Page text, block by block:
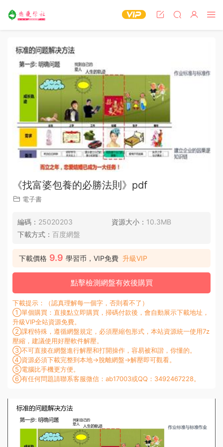
《找富婆包養的必勝法則》pdf
電子書
編碼： 25020203 資源大小： 10.3MB
下載方式： 百度網盤
下載價格 9.9 學習币，VIP免費 升級VIP
點擊檢測網盤有效後購買
下載提示：（認真理解每一個字，否則看不了）
①單個購買：直接點立即購買，掃碼付款後，會自動展示下載地址，
升級VIP全站資源免費。
②課程特殊，遵循網盤規定，必須壓縮包形式，本站資源統一使用7z
壓縮，建議使用好壓軟件解壓。
③不可直接在網盤進行解壓和打開操作，容易被和諧，你懂的。
④資源必須下載完整到本地→脫離網盤→解壓即可觀看。
⑤電腦比手機更方便。
⑥有任何問題請聯系客服微信：ab17003或QQ：3492467228。